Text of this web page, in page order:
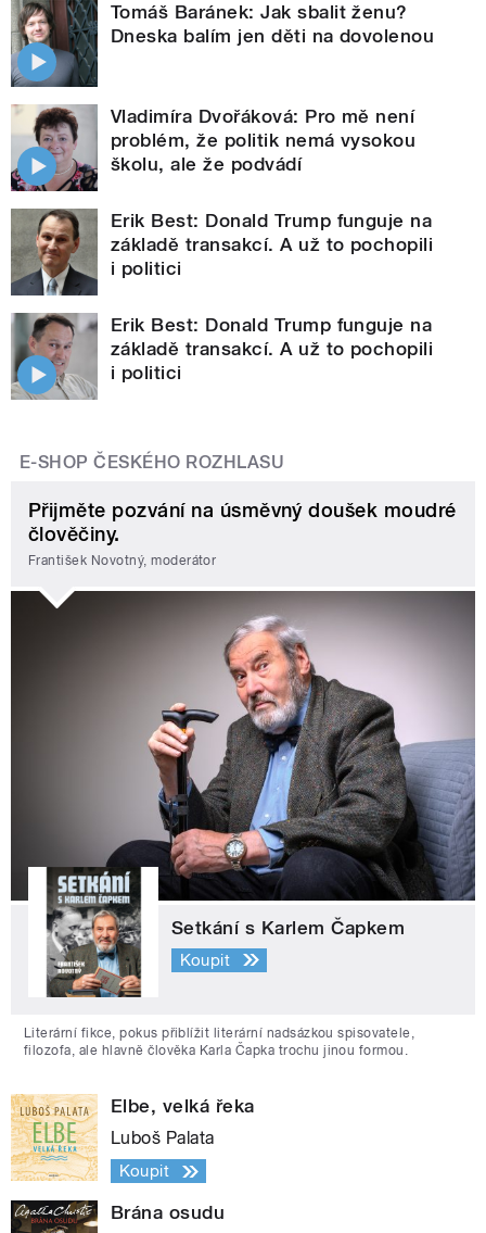
Tomáš Baránek: Jak sbalit ženu?
Dneska balím jen děti na dovolenou
Vladimíra Dvořáková: Pro mě není
problém, že politik nemá vysokou
školu, ale že podvádí
Erik Best: Donald Trump funguje na
základě transakcí. A už to pochopili
i politici
Erik Best: Donald Trump funguje na
základě transakcí. A už to pochopili
i politici
E-SHOP ČESKÉHO ROZHLASU
Přijměte pozvání na úsměvný doušek moudré
člověčiny.
František Novotný, moderátor
Setkání s Karlem Čapkem
Koupit
Literární fikce, pokus přiblížit literární nadsázkou spisovatele,
filozofa, ale hlavně člověka Karla Čapka trochu jinou formou.
Elbe, velká řeka
Luboš Palata
Koupit
Brána osudu